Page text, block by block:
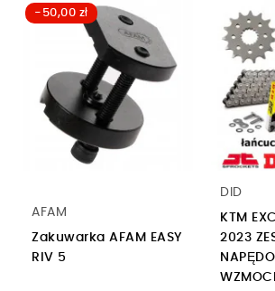
-50,00 zł
AFAM
Zakuwarka AFAM EASY
RIV 5
DID
KTM
2023